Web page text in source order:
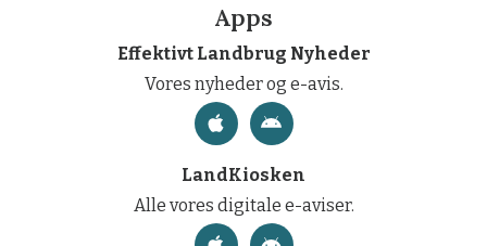
Apps
Effektivt Landbrug Nyheder
Vores nyheder og e-avis.
LandKiosken
Alle vores digitale e-aviser.